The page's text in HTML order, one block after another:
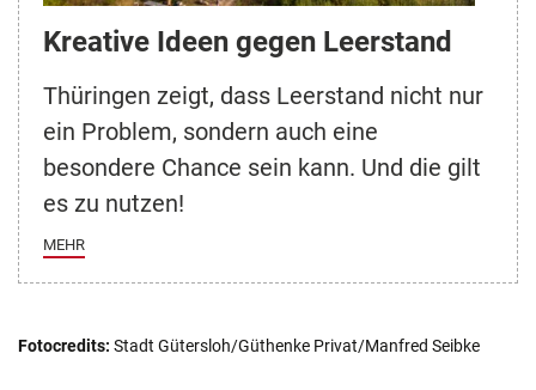
Kreative Ideen gegen Leerstand
Thüringen zeigt, dass Leerstand nicht nur
ein Problem, sondern auch eine
besondere Chance sein kann. Und die gilt
es zu nutzen!
MEHR
Fotocredits: Stadt Gütersloh/Güthenke Privat/Manfred Seibke